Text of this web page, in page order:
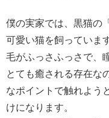
僕の実家では、黒猫の
可愛い猫を飼っています
毛がふっさふっさで、
とても癒される存在な
なポイントで触れよう
けになります。